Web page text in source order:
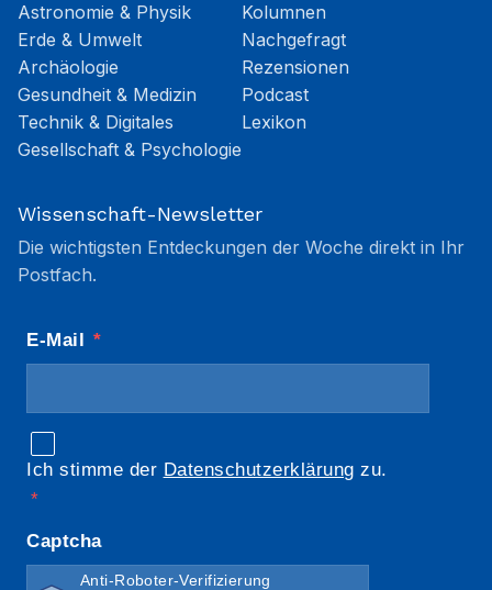
Astronomie & Physik
Erde & Umwelt
Archäologie
Gesundheit & Medizin
Technik & Digitales
Gesellschaft & Psychologie
Kolumnen
Nachgefragt
Rezensionen
Podcast
Lexikon
Wissenschaft-Newsletter
Die wichtigsten Entdeckungen der Woche direkt in Ihr
Postfach.